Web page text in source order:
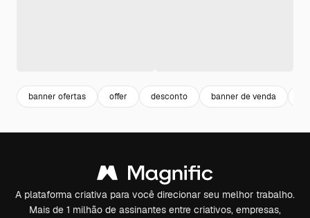
banner ofertas offer desconto banner de venda
A plataforma criativa para você direcionar seu melhor trabalho.
Mais de 1 milhão de assinantes entre criativos, empresas,